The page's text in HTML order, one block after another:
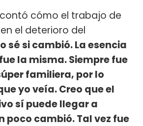
contó cómo el trabajo de
el deterioro del
sé si cambió. La esencia
la misma. Siempre fue
familiera, por lo
yo veía. Creo que el
sí puede llegar a
poco cambió. Tal vez fue